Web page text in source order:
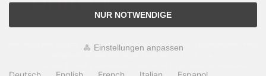
Alle Preise inkl. gesetzl. MwSt. zzgl.Versandkosten
entsprechen dem bisherigen Preis bei OCTO24.com.
NUR NOTWENDIGE
Einstellungen anpassen